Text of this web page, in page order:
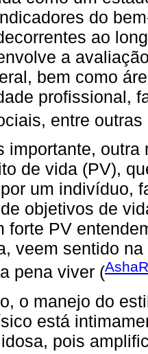
do
ao
a
bem como
profissional,
entre outras
importante,
de vida (PV),
um indivíduo,
objetivos de
forte PV
veem sentido
pena viver (
o manejo do
está
pois